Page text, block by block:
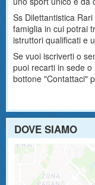
Ss Dilettantistica
famiglia in cui potrai
istruttori qualificati e
Se vuoi iscriverti o
puoi recarti in sede
bottone "Contattaci"
DOVE SIAMO